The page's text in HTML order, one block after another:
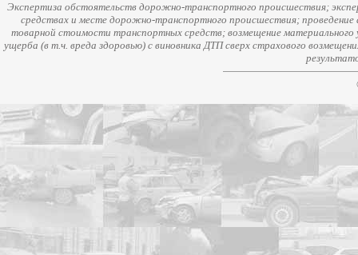
Экспертиза обстоятельств дорожно-транспортного происшествия;
средствах и месте дорожно-транспортного происшествия;
товарной стоимости транспортных средств; возмещение
ущерба (в т.ч. вреда здоровью) с виновника ДТП сверх страхового